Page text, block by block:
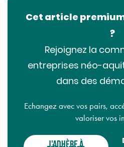
Cet article
?
Rejoignez la
entreprises néo-
dans des
Echangez avec vos pairs,
valoriser vos